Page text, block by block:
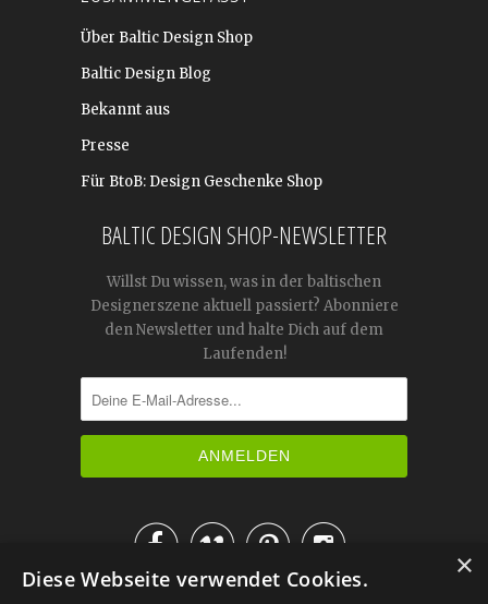
Über Baltic Design Shop
Baltic Design Blog
Bekannt aus
Presse
Für BtoB: Design Geschenke Shop
BALTIC DESIGN SHOP-NEWSLETTER
Willst Du wissen, was in der baltischen
Designerszene aktuell passiert? Abonniere
den Newsletter und halte Dich auf dem
Laufenden!

IM KATALOG BLÄTTERN
×
Diese Webseite verwendet Cookies.